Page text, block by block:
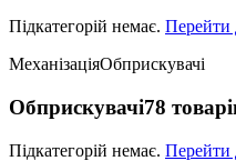
Підкатегорій немає. Перейти
МеханізаціяОбприскувачі
Обприскувачі78
Підкатегорій немає. Перейти